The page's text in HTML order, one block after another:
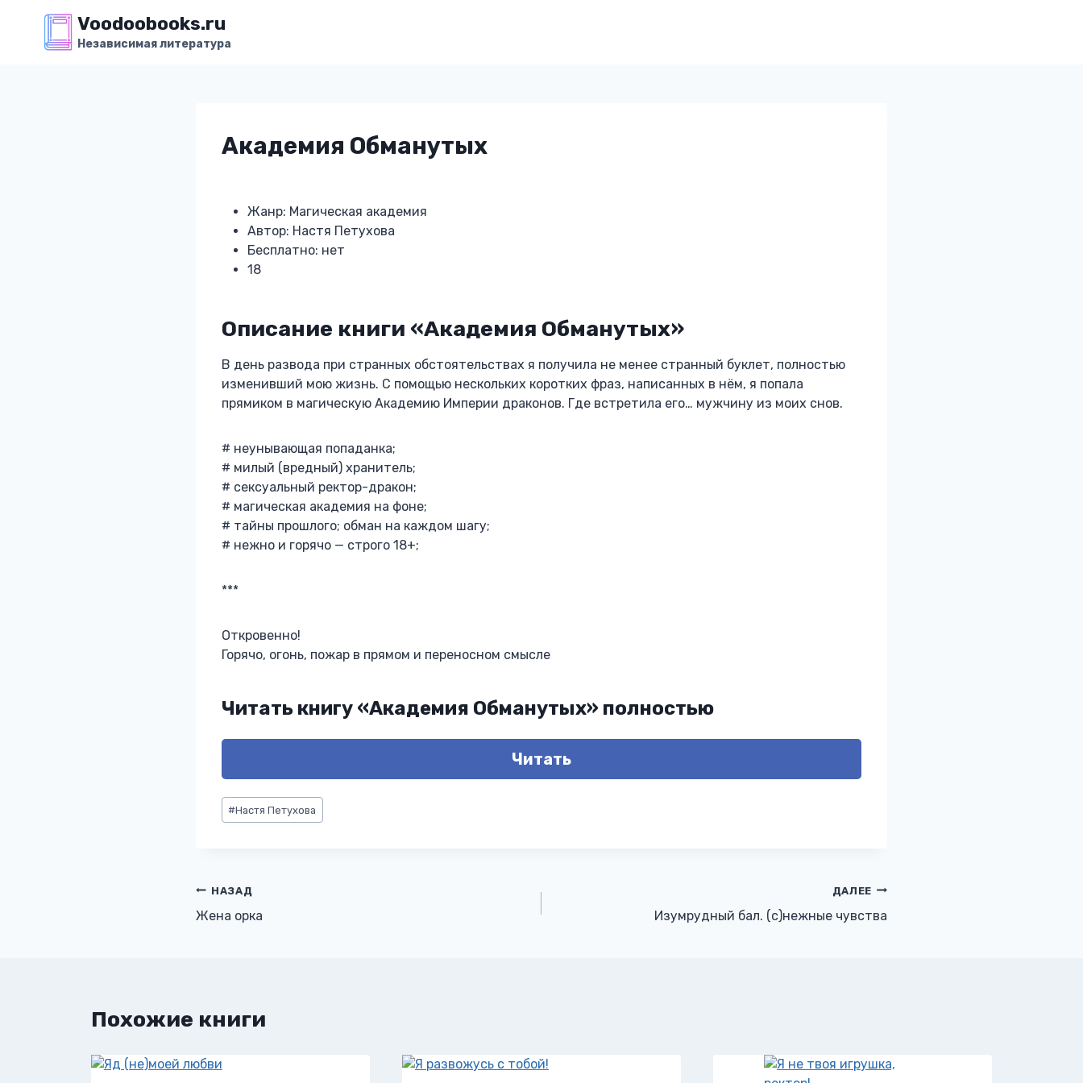
содержимому
Voodoobooks.ru
Независимая литература
Академия Обманутых
Жанр: Магическая академия
Автор: Настя Петухова
Бесплатно: нет
18
Описание книги «Академия Обманутых»
В день развода при странных обстоятельствах я получила не менее странный буклет, полностью
изменивший мою жизнь. С помощью нескольких коротких фраз, написанных в нём, я попала
прямиком в магическую Академию Империи драконов. Где встретила его… мужчину из моих снов.
# неунывающая попаданка;
# милый (вредный) хранитель;
# сексуальный ректор-дракон;
# магическая академия на фоне;
# тайны прошлого; обман на каждом шагу;
# нежно и горячо — строго 18+;
***
Откровенно!
Горячо, огонь, пожар в прямом и переносном смысле
Читать книгу «Академия Обманутых» полностью
Читать
Метки
записи:
#Настя Петухова
Навигация
по
НАЗАД
Жена орка
ДАЛЕЕ
Изумрудный бал. (с)нежные чувства
Похожие книги